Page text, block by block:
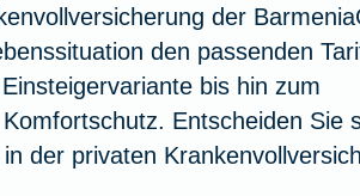
Jagd-
Jäger-
Zur
Zur
der
den passenden
bis hin zum
Entscheiden Sie
der privaten